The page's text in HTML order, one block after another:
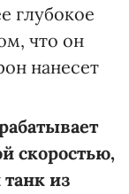
глубокое
что он
нанесет
скоростью,
из